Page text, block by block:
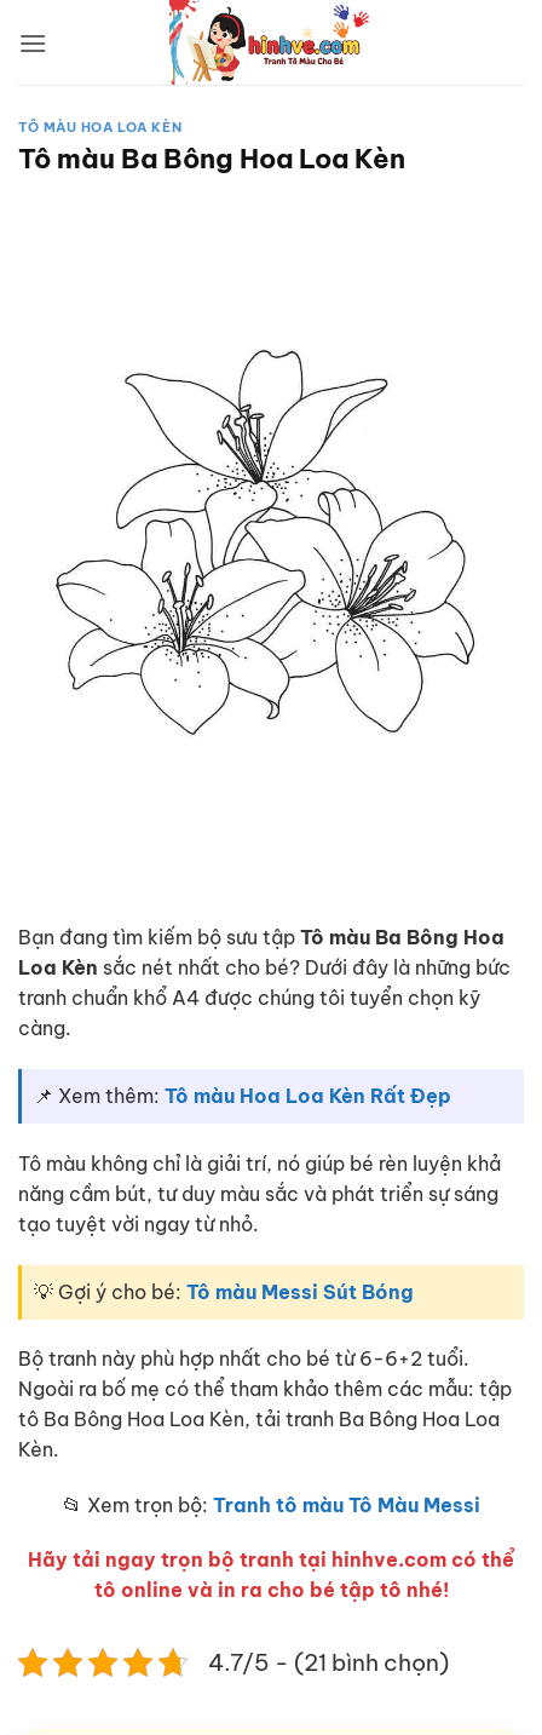
qua
TÔ MÀU HOA LOA KÈN
Tô màu Ba Bông Hoa Loa Kèn
Bạn đang tìm kiếm bộ sưu tập Tô màu Ba Bông Hoa
Loa Kèn sắc nét nhất cho bé? Dưới đây là những bức
tranh chuẩn khổ A4 được chúng tôi tuyển chọn kỹ
càng.
📌 Xem thêm: Tô màu Hoa Loa Kèn Rất Đẹp
Tô màu không chỉ là giải trí, nó giúp bé rèn luyện khả
năng cầm bút, tư duy màu sắc và phát triển sự sáng
tạo tuyệt vời ngay từ nhỏ.
💡 Gợi ý cho bé: Tô màu Messi Sút Bóng
Bộ tranh này phù hợp nhất cho bé từ 6-6+2 tuổi.
Ngoài ra bố mẹ có thể tham khảo thêm các mẫu: tập
tô Ba Bông Hoa Loa Kèn, tải tranh Ba Bông Hoa Loa
Kèn.
📂 Xem trọn bộ: Tranh tô màu Tô Màu Messi
Hãy tải ngay trọn bộ tranh tại hinhve.com có thể
tô online và in ra cho bé tập tô nhé!
4.7/5 - (21 bình chọn)